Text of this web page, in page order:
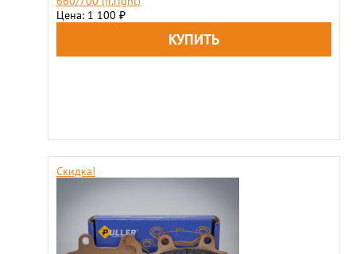
Цена: 1 100 ₽
Скидка!